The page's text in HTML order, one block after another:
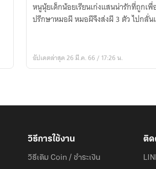
สิง
หนูนุ้ยเด็กน้อยเรียนเก่งแสนน่ารักที่ถูกเ
ปรึกษาหมอผี หมอผีจึงส่งผี 3 ตัว ไปกลั่
อัปเดตล่าสุด 26 มี.ค. 66 / 17:26 น.
วิธีการใช้งาน
วิธีเติม Coin / ชำระเงิน
ติด